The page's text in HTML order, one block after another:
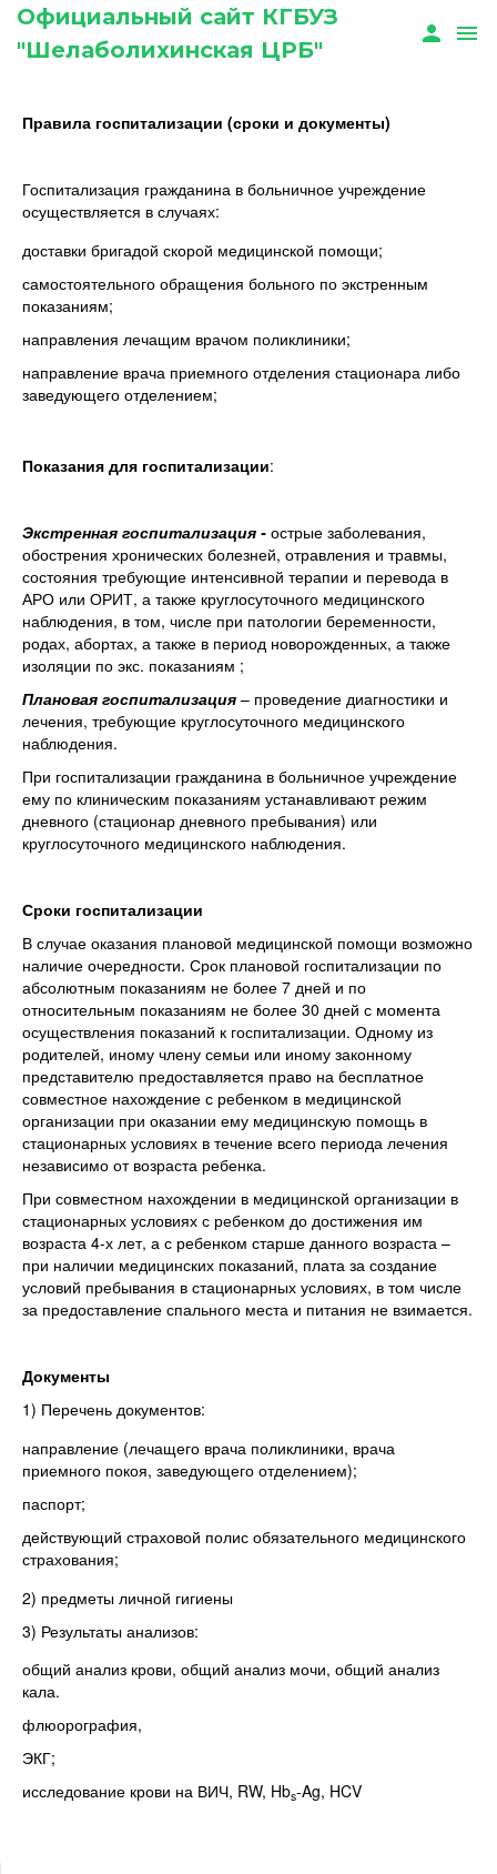
Официальный сайт КГБУЗ
"Шелаболихинская ЦРБ"
person menu
Правила госпитализации (сроки и документы)
Госпитализация гражданина в больничное учреждение
осуществляется в случаях:
доставки бригадой скорой медицинской помощи;
самостоятельного обращения больного по экстренным
показаниям;
направления лечащим врачом поликлиники;
направление врача приемного отделения стационара либо
заведующего отделением;
Показания для госпитализации:
Экстренная госпитализация - острые заболевания,
обострения хронических болезней, отравления и травмы,
состояния требующие интенсивной терапии и перевода в
АРО или ОРИТ, а также круглосуточного медицинского
наблюдения, в том, числе при патологии беременности,
родах, абортах, а также в период новорожденных, а также
изоляции по экс. показаниям ;
Плановая госпитализация – проведение диагностики и
лечения, требующие круглосуточного медицинского
наблюдения.
При госпитализации гражданина в больничное учреждение
ему по клиническим показаниям устанавливают режим
дневного (стационар дневного пребывания) или
круглосуточного медицинского наблюдения.
Сроки госпитализации
В случае оказания плановой медицинской помощи возможно
наличие очередности. Срок плановой госпитализации по
абсолютным показаниям не более 7 дней и по
относительным показаниям не более 30 дней с момента
осуществления показаний к госпитализации. Одному из
родителей, иному члену семьи или иному законному
представителю предоставляется право на бесплатное
совместное нахождение с ребенком в медицинской
организации при оказании ему медицинскую помощь в
стационарных условиях в течение всего периода лечения
независимо от возраста ребенка.
При совместном нахождении в медицинской организации в
стационарных условиях с ребенком до достижения им
возраста 4-х лет, а с ребенком старше данного возраста –
при наличии медицинских показаний, плата за создание
условий пребывания в стационарных условиях, в том числе
за предоставление спального места и питания не взимается.
Документы
1) Перечень документов:
направление (лечащего врача поликлиники, врача
приемного покоя, заведующего отделением);
паспорт;
действующий страховой полис обязательного медицинского
страхования;
2) предметы личной гигиены
3) Результаты анализов:
общий анализ крови, общий анализ мочи, общий анализ
кала.
флюорография,
ЭКГ;
исследование крови на ВИЧ, RW, Hbs-Ag, HCV